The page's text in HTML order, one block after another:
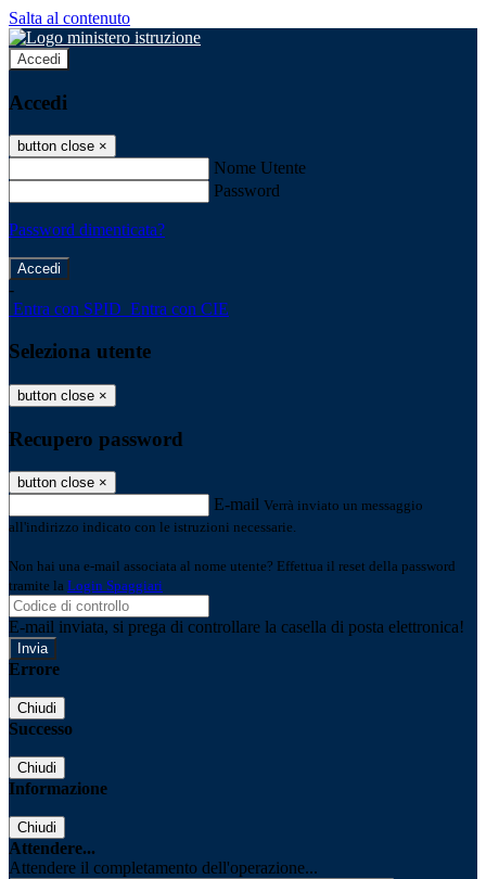
Salta al contenuto
Accedi
Accedi
button close ×
Nome Utente
Password
Password dimenticata?
-
Entra con SPID Entra con CIE
Seleziona utente
button close ×
Recupero password
button close ×
E-mail Verrà inviato un messaggio
all'indirizzo indicato con le istruzioni necessarie.
Non hai una e-mail associata al nome utente? Effettua il reset della password
tramite la Login Spaggiari
E-mail inviata, si prega di controllare la casella di posta elettronica!
Errore
Chiudi
Successo
Chiudi
Informazione
Chiudi
Attendere...
Attendere il completamento dell'operazione...